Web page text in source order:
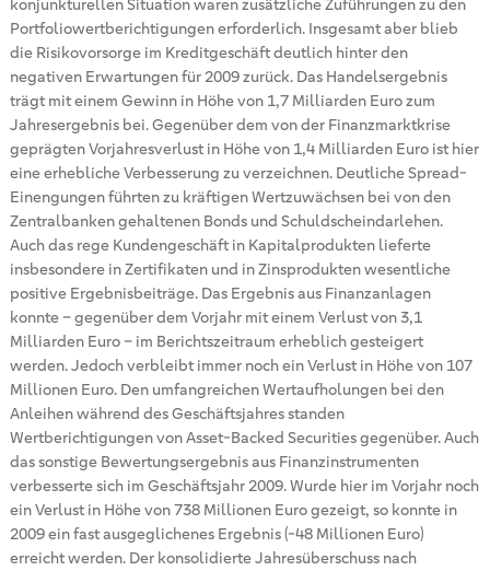
konjunkturellen Situation waren zusätzliche Zuführungen zu den
Portfoliowertberichtigungen erforderlich. Insgesamt aber blieb
die Risikovorsorge im Kreditgeschäft deutlich hinter den
negativen Erwartungen für 2009 zurück. Das Handelsergebnis
trägt mit einem Gewinn in Höhe von 1,7 Milliarden Euro zum
Jahresergebnis bei. Gegenüber dem von der Finanzmarktkrise
geprägten Vorjahresverlust in Höhe von 1,4 Milliarden Euro ist hier
eine erhebliche Verbesserung zu verzeichnen. Deutliche Spread-
Einengungen führten zu kräftigen Wertzuwächsen bei von den
Zentralbanken gehaltenen Bonds und Schuldscheindarlehen.
Auch das rege Kundengeschäft in Kapitalprodukten lieferte
insbesondere in Zertifikaten und in Zinsprodukten wesentliche
positive Ergebnisbeiträge. Das Ergebnis aus Finanzanlagen
konnte – gegenüber dem Vorjahr mit einem Verlust von 3,1
Milliarden Euro – im Berichtszeitraum erheblich gesteigert
werden. Jedoch verbleibt immer noch ein Verlust in Höhe von 107
Millionen Euro. Den umfangreichen Wertaufholungen bei den
Anleihen während des Geschäftsjahres standen
Wertberichtigungen von Asset-Backed Securities gegenüber. Auch
das sonstige Bewertungsergebnis aus Finanzinstrumenten
verbesserte sich im Geschäftsjahr 2009. Wurde hier im Vorjahr noch
ein Verlust in Höhe von 738 Millionen Euro gezeigt, so konnte in
2009 ein fast ausgeglichenes Ergebnis (-48 Millionen Euro)
erreicht werden. Der konsolidierte Jahresüberschuss nach